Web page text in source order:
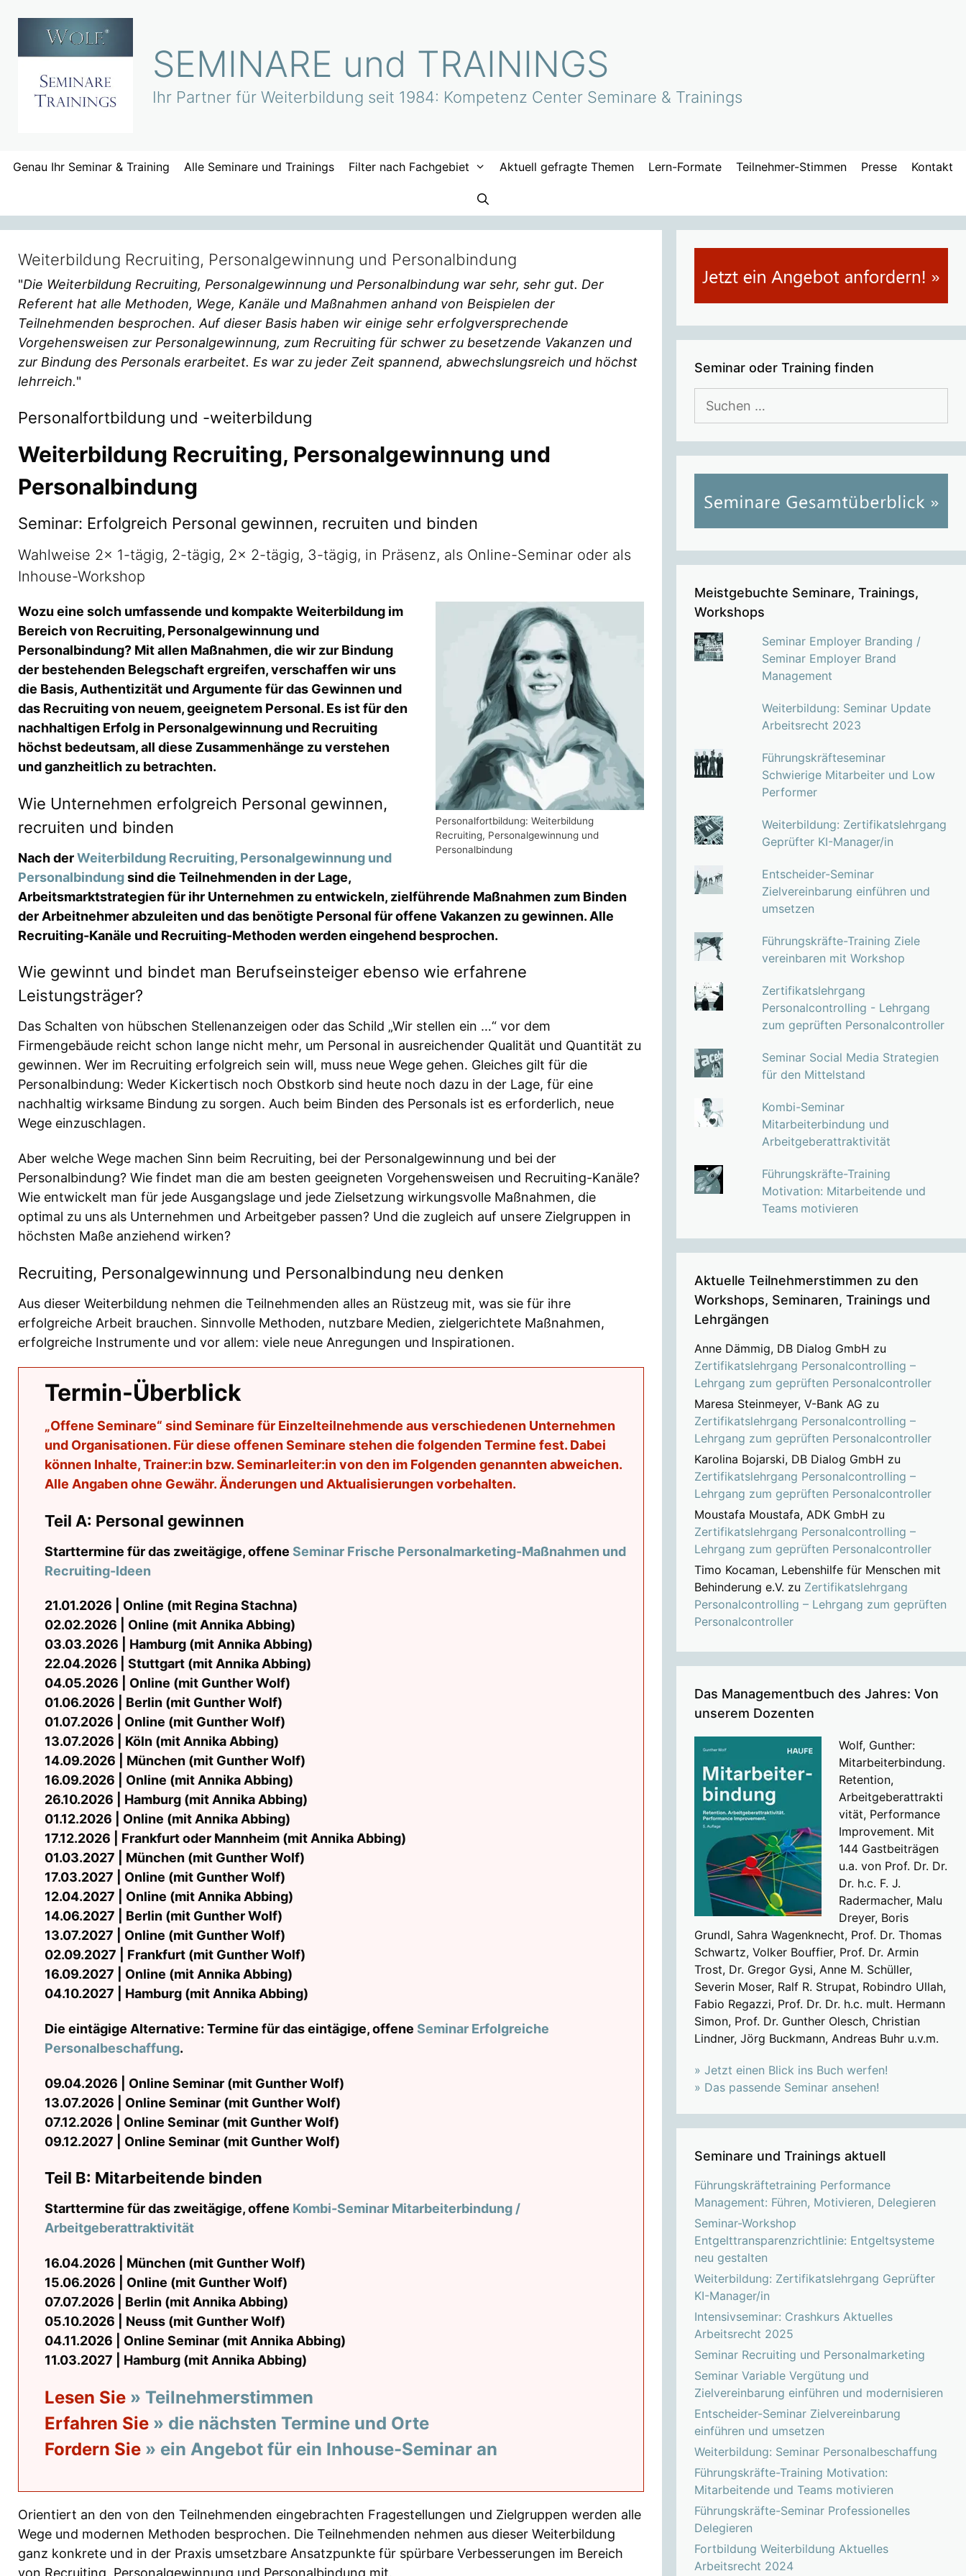
springen
SEMINARE und TRAININGS
Ihr Partner für Weiterbildung seit 1984: Kompetenz Center Seminare & Trainings
Genau Ihr Seminar & Training Alle Seminare und Trainings Filter nach Fachgebiet Aktuell gefragte Themen Lern-Formate Teilnehmer-Stimmen Presse Kontakt
Weiterbildung Recruiting, Personalgewinnung und Personalbindung
"Die Weiterbildung Recruiting, Personalgewinnung und Personalbindung war sehr, sehr gut. Der
Referent hat alle Methoden, Wege, Kanäle und Maßnahmen anhand von Beispielen der
Teilnehmenden besprochen. Auf dieser Basis haben wir einige sehr erfolgversprechende
Vorgehensweisen zur Personalgewinnung, zum Recruiting für schwer zu besetzende Vakanzen und
zur Bindung des Personals erarbeitet. Es war zu jeder Zeit spannend, abwechslungsreich und höchst
lehrreich."
Personalfortbildung und -weiterbildung
Weiterbildung Recruiting, Personalgewinnung und
Personalbindung
Seminar: Erfolgreich Personal gewinnen, recruiten und binden
Wahlweise 2x 1-tägig, 2-tägig, 2x 2-tägig, 3-tägig, in Präsenz, als Online-Seminar oder als
Inhouse-Workshop
Personalfortbildung: Weiterbildung
Recruiting, Personalgewinnung und
Personalbindung
Wozu eine solch umfassende und kompakte Weiterbildung im
Bereich von Recruiting, Personalgewinnung und
Personalbindung? Mit allen Maßnahmen, die wir zur Bindung
der bestehenden Belegschaft ergreifen, verschaffen wir uns
die Basis, Authentizität und Argumente für das Gewinnen und
das Recruiting von neuem, geeignetem Personal. Es ist für den
nachhaltigen Erfolg in Personalgewinnung und Recruiting
höchst bedeutsam, all diese Zusammenhänge zu verstehen
und ganzheitlich zu betrachten.
Wie Unternehmen erfolgreich Personal gewinnen,
recruiten und binden
Nach derWeiterbildung Recruiting, Personalgewinnung und
Personalbindungsind die Teilnehmenden in der Lage,
Arbeitsmarktstrategien für ihr Unternehmen zu entwickeln, zielführende Maßnahmen zum Binden
der Arbeitnehmer abzuleiten und das benötigte Personal für offene Vakanzen zu gewinnen. Alle
Recruiting-Kanäle und Recruiting-Methoden werden eingehend besprochen.
Wie gewinnt und bindet man Berufseinsteiger ebenso wie erfahrene
Leistungsträger?
Das Schalten von hübschen Stellenanzeigen oder das Schild „Wir stellen ein …“ vor dem
Firmengebäude reicht schon lange nicht mehr, um Personal in ausreichender Qualität und Quantität zu
gewinnen. Wer im Recruiting erfolgreich sein will, muss neue Wege gehen. Gleiches gilt für die
Personalbindung: Weder Kickertisch noch Obstkorb sind heute noch dazu in der Lage, für eine
nachhaltig wirksame Bindung zu sorgen. Auch beim Binden des Personals ist es erforderlich, neue
Wege einzuschlagen.
Aber welche Wege machen Sinn beim Recruiting, bei der Personalgewinnung und bei der
Personalbindung? Wie findet man die am besten geeigneten Vorgehensweisen und Recruiting-Kanäle?
Wie entwickelt man für jede Ausgangslage und jede Zielsetzung wirkungsvolle Maßnahmen, die
optimal zu uns als Unternehmen und Arbeitgeber passen? Und die zugleich auf unsere Zielgruppen in
höchsten Maße anziehend wirken?
Recruiting, Personalgewinnung und Personalbindung neu denken
Aus dieser Weiterbildung nehmen die Teilnehmenden alles an Rüstzeug mit, was sie für ihre
erfolgreiche Arbeit brauchen. Sinnvolle Methoden, nutzbare Medien, zielgerichtete Maßnahmen,
erfolgreiche Instrumente und vor allem: viele neue Anregungen und Inspirationen.
Termin-Überblick
„Offene Seminare“ sind Seminare für Einzelteilnehmende aus verschiedenen Unternehmen
und Organisationen. Für diese offenen Seminare stehen die folgenden Termine fest. Dabei
können Inhalte, Trainer:in bzw. Seminarleiter:in von den im Folgenden genannten abweichen.
Alle Angaben ohne Gewähr. Änderungen und Aktualisierungen vorbehalten.
Teil A: Personal gewinnen
Starttermine für das zweitägige, offene Seminar Frische Personalmarketing-Maßnahmen und
Recruiting-Ideen
21.01.2026 | Online (mit Regina Stachna)
02.02.2026 | Online (mit Annika Abbing)
03.03.2026 | Hamburg (mit Annika Abbing)
22.04.2026 | Stuttgart (mit Annika Abbing)
04.05.2026 | Online (mit Gunther Wolf)
01.06.2026 | Berlin (mit Gunther Wolf)
01.07.2026 | Online (mit Gunther Wolf)
13.07.2026 | Köln (mit Annika Abbing)
14.09.2026 | München (mit Gunther Wolf)
16.09.2026 | Online (mit Annika Abbing)
26.10.2026 | Hamburg (mit Annika Abbing)
01.12.2026 | Online (mit Annika Abbing)
17.12.2026 | Frankfurt oder Mannheim (mit Annika Abbing)
01.03.2027 | München (mit Gunther Wolf)
17.03.2027 | Online (mit Gunther Wolf)
12.04.2027 | Online (mit Annika Abbing)
14.06.2027 | Berlin (mit Gunther Wolf)
13.07.2027 | Online (mit Gunther Wolf)
02.09.2027 | Frankfurt (mit Gunther Wolf)
16.09.2027 | Online (mit Annika Abbing)
04.10.2027 | Hamburg (mit Annika Abbing)
Die eintägige Alternative: Termine für das eintägige, offene Seminar Erfolgreiche
Personalbeschaffung.
09.04.2026 | Online Seminar (mit Gunther Wolf)
13.07.2026 | Online Seminar (mit Gunther Wolf)
07.12.2026 | Online Seminar (mit Gunther Wolf)
09.12.2027 | Online Seminar (mit Gunther Wolf)
Teil B: Mitarbeitende binden
Starttermine für das zweitägige, offene Kombi-Seminar Mitarbeiterbindung /
Arbeitgeberattraktivität
16.04.2026 | München (mit Gunther Wolf)
15.06.2026 | Online (mit Gunther Wolf)
07.07.2026 | Berlin (mit Annika Abbing)
05.10.2026 | Neuss (mit Gunther Wolf)
04.11.2026 | Online Seminar (mit Annika Abbing)
11.03.2027 | Hamburg (mit Annika Abbing)
Lesen Sie » Teilnehmerstimmen
Erfahren Sie » die nächsten Termine und Orte
Fordern Sie » ein Angebot für ein Inhouse-Seminar an
Orientiert an den von den Teilnehmenden eingebrachten Fragestellungen und Zielgruppen werden alle
Wege und modernen Methoden besprochen. Die Teilnehmenden nehmen aus dieser Weiterbildung
ganz konkrete und in der Praxis umsetzbare Ansatzpunkte für spürbare Verbesserungen im Bereich
von Recruiting, Personalgewinnung und Personalbindung mit.
Seminar oder Training finden
nach:
Meistgebuchte Seminare, Trainings,
Workshops
Seminar Employer Branding /
Seminar Employer Brand
Management
Weiterbildung: Seminar Update
Arbeitsrecht 2023
Führungskräfteseminar
Schwierige Mitarbeiter und Low
Performer
Weiterbildung: Zertifikatslehrgang
Geprüfter KI-Manager/in
Entscheider-Seminar
Zielvereinbarung einführen und
umsetzen
Führungskräfte-Training Ziele
vereinbaren mit Workshop
Zertifikatslehrgang
Personalcontrolling - Lehrgang
zum geprüften Personalcontroller
Seminar Social Media Strategien
für den Mittelstand
Kombi-Seminar
Mitarbeiterbindung und
Arbeitgeberattraktivität
Führungskräfte-Training
Motivation: Mitarbeitende und
Teams motivieren
Aktuelle Teilnehmerstimmen zu den
Workshops, Seminaren, Trainings und
Lehrgängen
Anne Dämmig, DB Dialog GmbH zu
Zertifikatslehrgang Personalcontrolling –
Lehrgang zum geprüften Personalcontroller
Maresa Steinmeyer, V-Bank AG zu
Zertifikatslehrgang Personalcontrolling –
Lehrgang zum geprüften Personalcontroller
Karolina Bojarski, DB Dialog GmbH zu
Zertifikatslehrgang Personalcontrolling –
Lehrgang zum geprüften Personalcontroller
Moustafa Moustafa, ADK GmbH zu
Zertifikatslehrgang Personalcontrolling –
Lehrgang zum geprüften Personalcontroller
Timo Kocaman, Lebenshilfe für Menschen mit
Behinderung e.V. zu Zertifikatslehrgang
Personalcontrolling – Lehrgang zum geprüften
Personalcontroller
Das Managementbuch des Jahres: Von
unserem Dozenten
Wolf, Gunther:
Mitarbeiterbindung.
Retention,
Arbeitgeberattrakti
vität, Performance
Improvement. Mit
144 Gastbeiträgen
u.a. von Prof. Dr. Dr.
Dr. h.c. F. J.
Radermacher, Malu
Dreyer, Boris
Grundl, Sahra Wagenknecht, Prof. Dr. Thomas
Schwartz, Volker Bouffier, Prof. Dr. Armin
Trost, Dr. Gregor Gysi, Anne M. Schüller,
Severin Moser, Ralf R. Strupat, Robindro Ullah,
Fabio Regazzi, Prof. Dr. Dr. h.c. mult. Hermann
Simon, Prof. Dr. Gunther Olesch, Christian
Lindner, Jörg Buckmann, Andreas Buhr u.v.m.
» Jetzt einen Blick ins Buch werfen!
» Das passende Seminar ansehen!
Seminare und Trainings aktuell
Führungskräftetraining Performance
Management: Führen, Motivieren, Delegieren
Seminar-Workshop
Entgelttransparenzrichtlinie: Entgeltsysteme
neu gestalten
Weiterbildung: Zertifikatslehrgang Geprüfter
KI-Manager/in
Intensivseminar: Crashkurs Aktuelles
Arbeitsrecht 2025
Seminar Recruiting und Personalmarketing
Seminar Variable Vergütung und
Zielvereinbarung einführen und modernisieren
Entscheider-Seminar Zielvereinbarung
einführen und umsetzen
Weiterbildung: Seminar Personalbeschaffung
Führungskräfte-Training Motivation:
Mitarbeitende und Teams motivieren
Führungskräfte-Seminar Professionelles
Delegieren
Fortbildung Weiterbildung Aktuelles
Arbeitsrecht 2024